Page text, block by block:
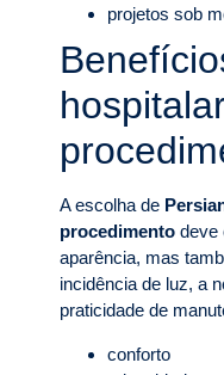
projetos sob
A escolha de
procedimento deve
aparência, mas
incidência de luz, a
praticidade de
conforto